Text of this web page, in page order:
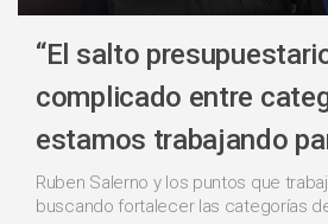
“El salto
complicado entre
estamos trabajando
Ruben Salerno y los puntos que
buscando fortalecer las categorías